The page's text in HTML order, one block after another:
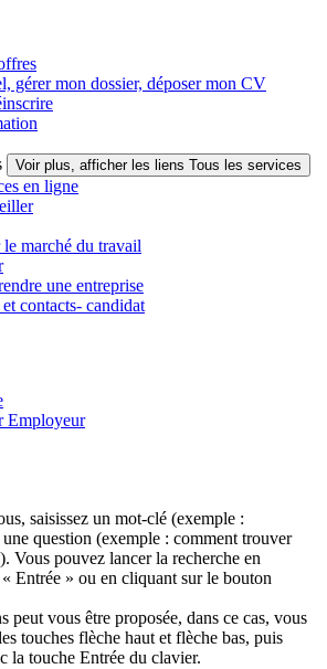
gérer mon dossier, déposer mon CV
Voir plus, afficher les liens Tous les services
en ligne
marché du travail
une entreprise
contacts- candidat
Employeur
saisissez un mot-clé (exemple :
question (exemple : comment trouver
Vous pouvez lancer la recherche en
Entrée » ou en cliquant sur le bouton
peut vous être proposée, dans ce cas, vous
touches flèche haut et flèche bas, puis
la touche Entrée du clavier.